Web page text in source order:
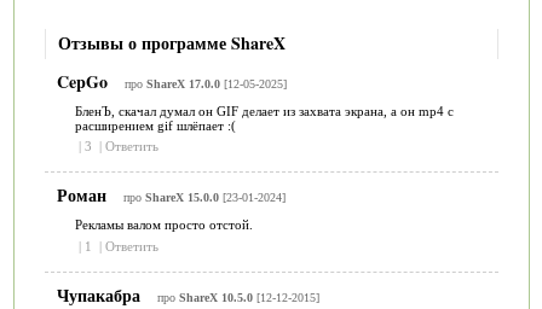
Отзывы о программе ShareX
CepGo
про ShareX 17.0.0[12-05-2025]
БленЪ, скачал думал он GIF делает из захвата экрана, а он mp4 с
расширением gif шлёпает :(
3 Ответить
Роман про ShareX 15.0.0[23-01-2024]
Рекламы валом просто отстой.
| 1 | Ответить
Чупакабра про ShareX 10.5.0[12-12-2015]